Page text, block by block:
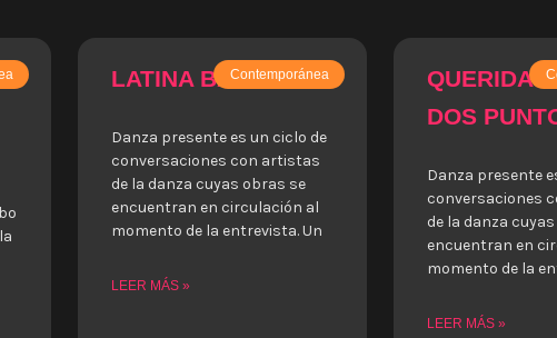
Contemporánea
LATINA BAUSCH
Danza presente es un ciclo de
conversaciones con artistas
de la danza cuyas obras se
encuentran en circulación al
momento de la entrevista. Un
LEER MÁS »
QUERIDA
DOS
Danza presente
conversaciones
de la danza
encuentran en
momento de la
LEER MÁS »